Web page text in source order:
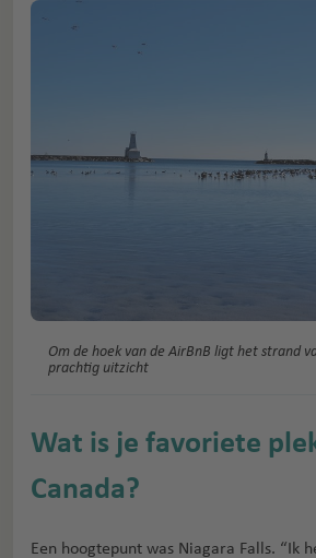
Om de hoek van de AirBnB ligt het strand
prachtig uitzicht
Wat is je favoriete
Canada?
Een hoogtepunt was Niagara Falls. “Ik